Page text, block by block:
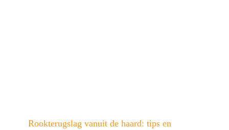
Rookterugslag vanuit de haard: tips en